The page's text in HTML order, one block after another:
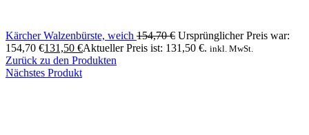
Kärcher Walzenbürste, weich 154,70€ Ursprünglicher Preis war:
154,70 €131,50 €Aktueller Preis ist: 131,50 €. inkl. MwSt.
Zurück zu den Produkten
Nächstes Produkt